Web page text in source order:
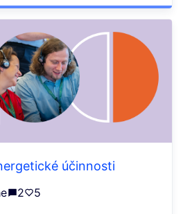
účinnosti
2 5